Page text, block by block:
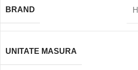
BRAND
UNITATE MASURA